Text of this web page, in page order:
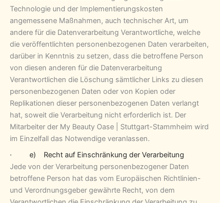
Technologie und der Implementierungskosten
angemessene Maßnahmen, auch technischer Art, um
andere für die Datenverarbeitung Verantwortliche, welche
die veröffentlichten personenbezogenen Daten verarbeiten,
darüber in Kenntnis zu setzen, dass die betroffene Person
von diesen anderen für die Datenverarbeitung
Verantwortlichen die Löschung sämtlicher Links zu diesen
personenbezogenen Daten oder von Kopien oder
Replikationen dieser personenbezogenen Daten verlangt
hat, soweit die Verarbeitung nicht erforderlich ist. Der
Mitarbeiter der My Beauty Oase | Stuttgart-Stammheim wird
im Einzelfall das Notwendige veranlassen.
· e) Recht auf Einschränkung der Verarbeitung
Jede von der Verarbeitung personenbezogener Daten
betroffene Person hat das vom Europäischen Richtlinien-
und Verordnungsgeber gewährte Recht, von dem